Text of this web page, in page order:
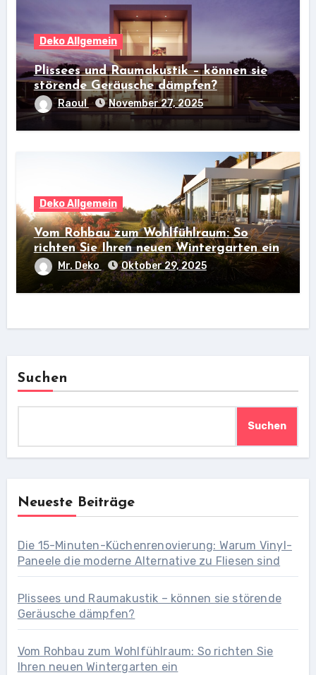
Deko Allgemein
Plissees und Raumakustik – können sie
störende Geräusche dämpfen?
Raoul November 27, 2025
Deko Allgemein
Vom Rohbau zum Wohlfühlraum: So
richten Sie Ihren neuen Wintergarten ein
Mr. Deko Oktober 29, 2025
Suchen
Suchen
Neueste Beiträge
Die 15-Minuten-Küchenrenovierung: Warum Vinyl-
Paneele die moderne Alternative zu Fliesen sind
Plissees und Raumakustik – können sie störende
Geräusche dämpfen?
Vom Rohbau zum Wohlfühlraum: So richten Sie
Ihren neuen Wintergarten ein